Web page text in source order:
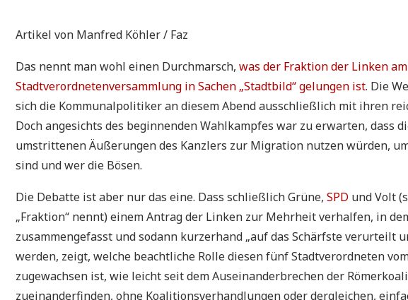
Artikel von Manfred Köhler / Faz
Das nennt man wohl einen Durchmarsch, was der Fraktion der Linken
Stadtverordnetenversammlung in Sachen „Stadtbild“ gelungen ist. Die
sich die Kommunalpolitiker an diesem Abend ausschließlich mit ihren
Doch angesichts des beginnenden Wahlkampfes war zu erwarten, dass
umstrittenen Äußerungen des Kanzlers zur Migration nutzen würden,
sind und wer die Bösen.
Die Debatte ist aber nur das eine. Dass schließlich Grüne, SPD und Volt
„Fraktion“ nennt) einem Antrag der Linken zur Mehrheit verhalfen, in
zusammengefasst und sodann kurzerhand „auf das Schärfste verurteilt
werden, zeigt, welche beachtliche Rolle diesen fünf Stadtverordneten
zugewachsen ist, wie leicht seit dem Auseinanderbrechen der
zueinanderfinden, ohne Koalitionsverhandlungen oder dergleichen,